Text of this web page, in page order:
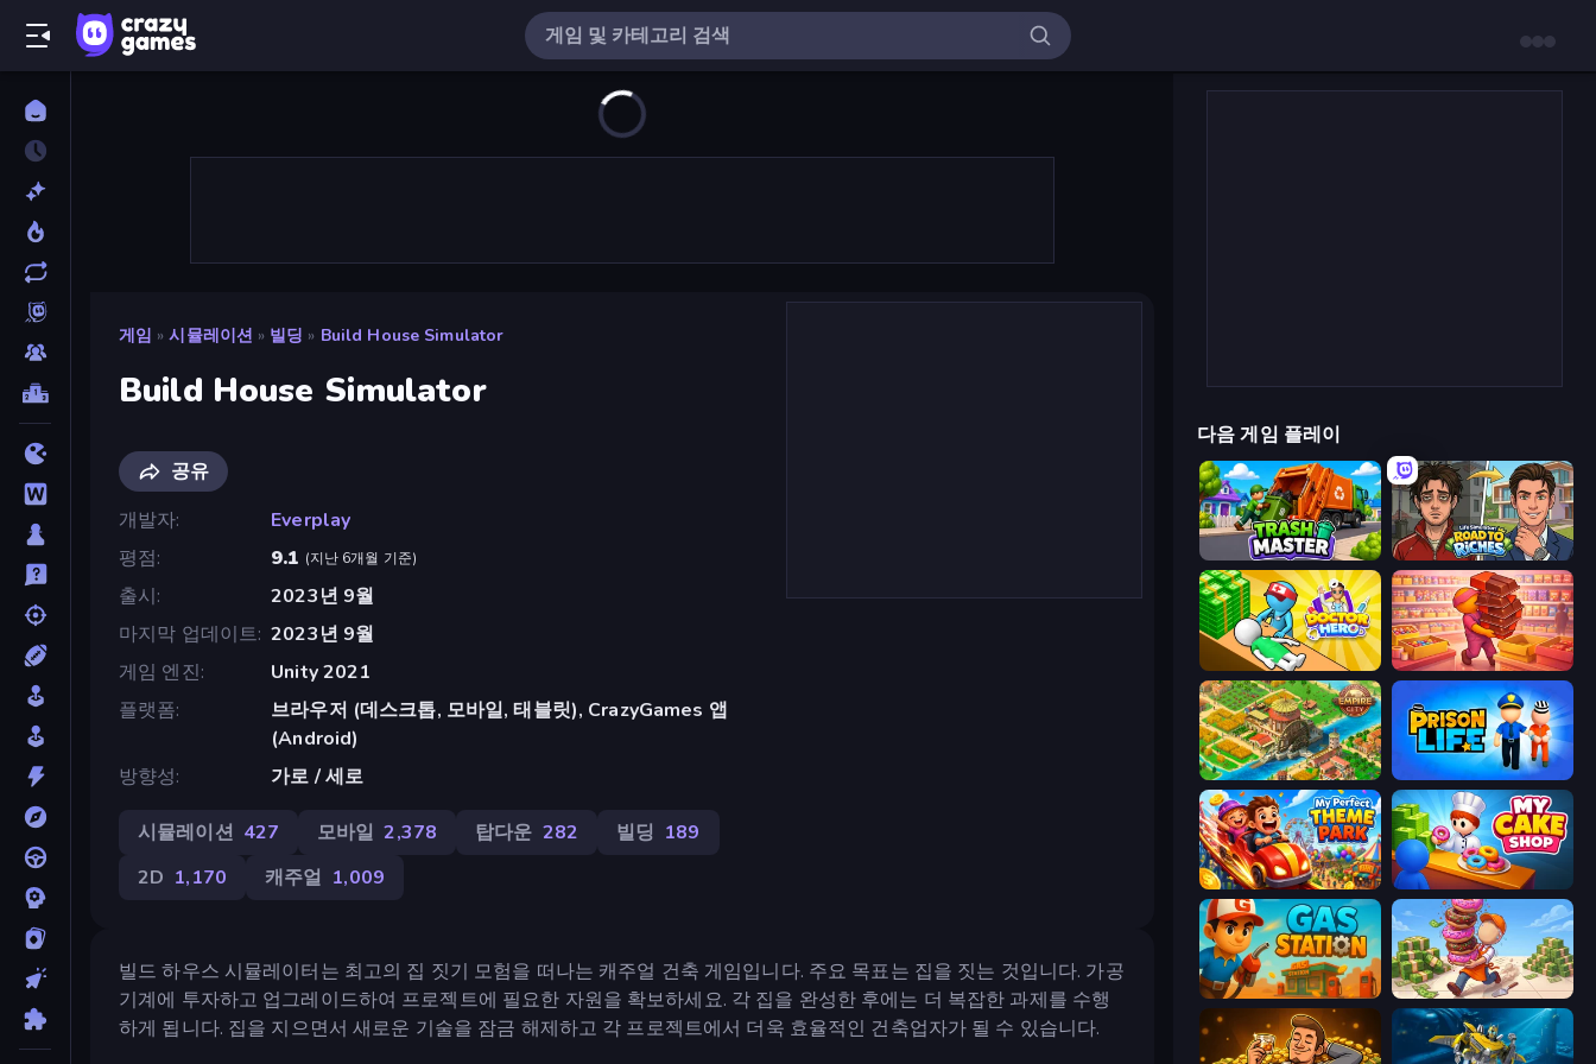
게임 » 시뮬레이션 » 빌딩 » Build House Simulator
Build House Simulator
공유
개발자
Everplay
평점
9.1 (지난 6개월 기준)
출시
2023년 9월
마지막 업데이트 2023년 9월
게임 엔진
Unity 2021
플랫폼
브라우저 (데스크톱, 모바일, 태블릿), CrazyGames 앱
(Android)
방향성
가로 / 세로
시뮬레이션 427 모바일 2,378 탑다운 282 빌딩 189
2D 1,170 캐주얼 1,009
빌드 하우스 시뮬레이터는 최고의 집 짓기 모험을 떠나는 캐주얼 건축 게임입니다. 주요 목표는 집을 짓는 것입니다. 가공
기계에 투자하고 업그레이드하여 프로젝트에 필요한 자원을 확보하세요. 각 집을 완성한 후에는 더 복잡한 과제를 수행
하게 됩니다. 집을 지으면서 새로운 기술을 잠금 해제하고 각 프로젝트에서 더욱 효율적인 건축업자가 될 수 있습니다.
다음 게임 플레이
Trash Master Life Simulator: Road to Riches
Doctor Hero Candy Packing Store
Empire City Prison Life
My Perfect Theme Park My Cake Shop
Gas Station Donut Place